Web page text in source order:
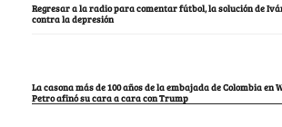
Regresar a la radio para comentar fútbol, la solución de
contra la depresión
La casona más de 100 años de la embajada de Colombia en
Petro afinó su cara a cara con Trump